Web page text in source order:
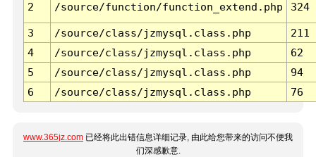
2 /source/function/function_extend.php 324
3 /source/class/jzmysql.class.php
211
4
/source/class/jzmysql.class.php
62
5
/source/class/jzmysql.class.php
94
6
/source/class/jzmysql.class.php 76
www.365jz.com 已经将此出错信息详细记录, 由此给您带来的访问不便我
们深感歉意.